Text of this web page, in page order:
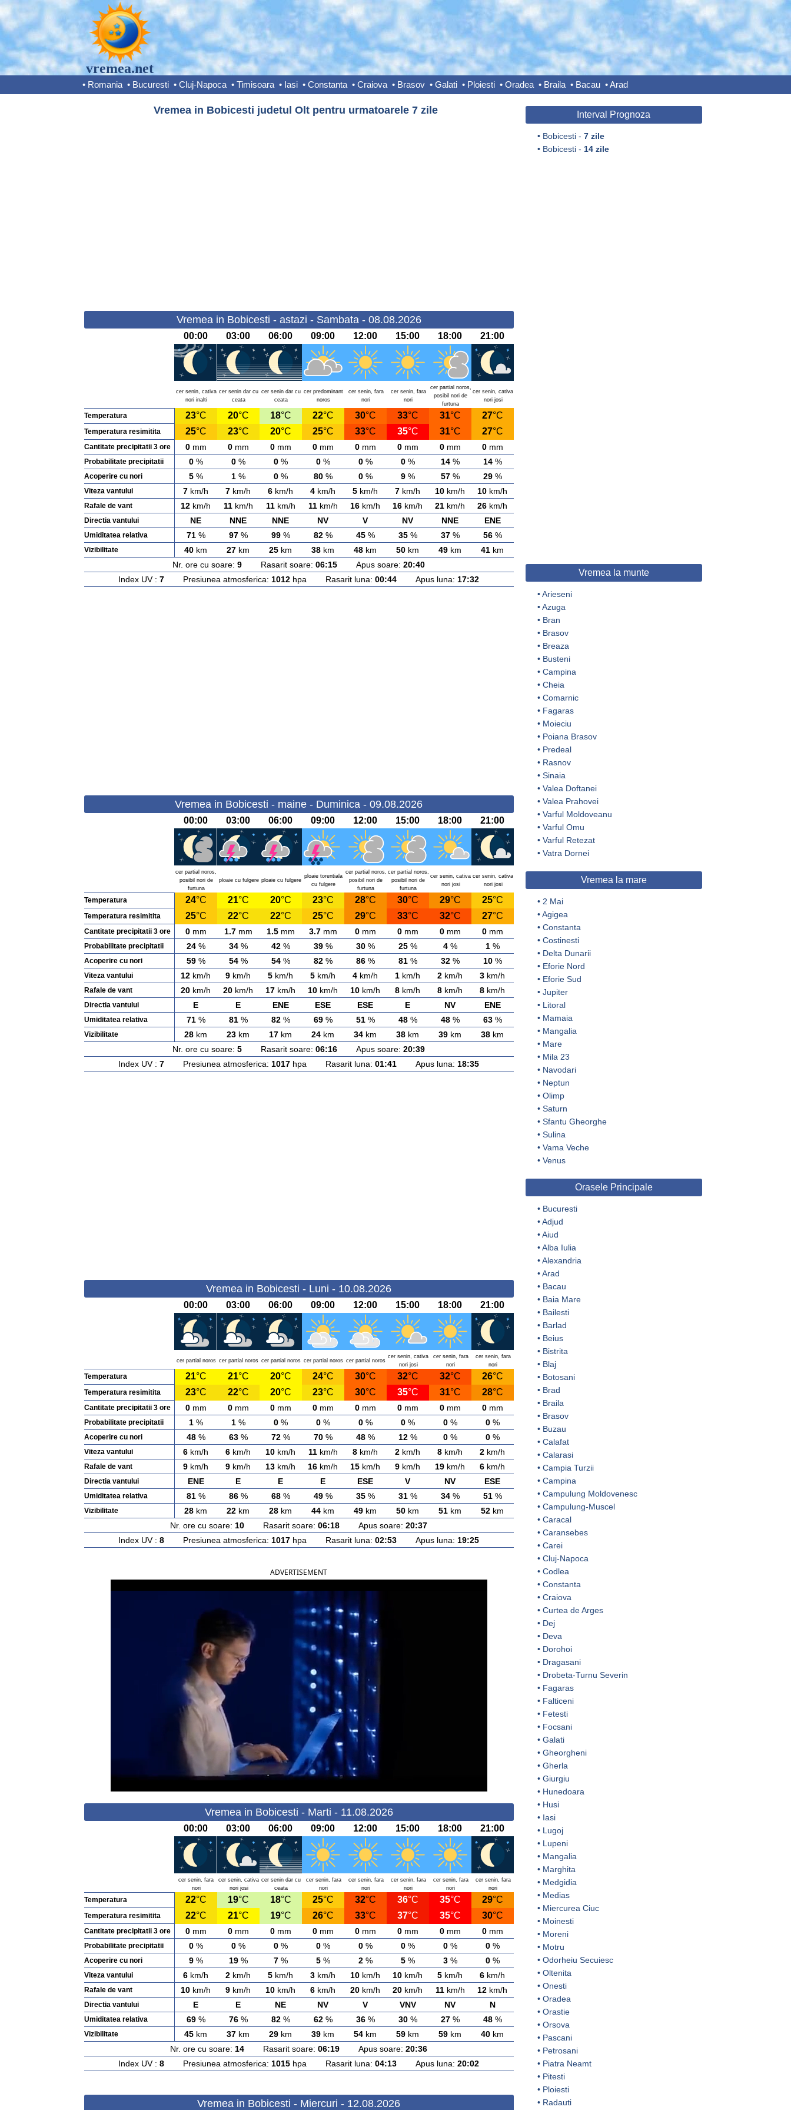
vremea.net
• Romania • Bucuresti • Cluj-Napoca • Timisoara • Iasi • Constanta • Craiova • Brasov • Galati • Ploiesti • Oradea • Braila • Bacau •Arad
Vremea in Bobicesti judetul Olt pentru urmatoarele 7 zile
Vremea in Bobicesti - astazi - Sambata - 08.08.2026
00:00 03:00 06:00 09:00 12:00 15:00 18:00 21:00
cer senin, cativa
nori inalti
cer senin dar cu
ceata
cer senin dar cu
ceata
cer predominant
noros
cer senin, fara
nori
cer senin, fara
nori
cer partial noros,
posibil nori de
furtuna
cer senin, cativa
nori josi
Temperatura 23°C 20°C 18°C 22°C 30°C 33°C 31°C 27°C
Temperatura resimitita 25°C 23°C 20°C 25°C 33°C 35°C 31°C 27°C
Cantitate precipitatii 3 ore 0mm 0mm 0mm 0mm 0mm 0mm 0mm 0mm
Probabilitate precipitatii 0% 0% 0% 0% 0% 0% 14% 14%
Acoperire cu nori 5% 1% 0% 80% 0% 9% 57% 29%
Viteza vantului 7 km/h 7 km/h 6 km/h 4 km/h 5 km/h 7 km/h 10 km/h 10 km/h
Rafale de vant 12 km/h 11km/h 11km/h 11km/h 16 km/h 16 km/h 21 km/h 26 km/h
Directia vantului NE NNE NNE NV V NV NNE ENE
Umiditatea relativa 71% 97% 99% 82% 45% 35% 37% 56%
Vizibilitate 40 km 27 km 25 km 38 km 48 km 50 km 49 km 41 km
Nr. ore cu soare: 9 Rasarit soare: 06:15 Apus soare: 20:40
Index UV : 7 Presiunea atmosferica: 1012 hpa Rasarit luna: 00:44 Apus luna: 17:32
Vremea in Bobicesti - maine - Duminica - 09.08.2026
00:00 03:00 06:00 09:00 12:00 15:00 18:00 21:00
cer partial noros,
posibil nori de
furtuna
ploaie cu fulgere ploaie cu fulgere
ploaie torentiala
cu fulgere
cer partial noros,
posibil nori de
furtuna
cer partial noros,
posibil nori de
furtuna
cer senin, cativa
nori josi
cer senin, cativa
nori josi
Temperatura 24°C 21°C 20°C 23°C 28°C 30°C 29°C 25°C
Temperatura resimitita 25°C 22°C 22°C 25°C 29°C 33°C 32°C 27°C
Cantitate precipitatii 3 ore 0mm 1.7mm 1.5mm 3.7mm 0mm 0mm 0mm 0mm
Probabilitate precipitatii 24% 34% 42% 39% 30% 25% 4% 1%
Acoperire cu nori 59% 54% 54% 82% 86% 81% 32% 10%
Viteza vantului 12 km/h 9 km/h 5 km/h 5 km/h 4 km/h 1 km/h 2 km/h 3 km/h
Rafale de vant 20 km/h 20 km/h 17 km/h 10 km/h 10 km/h 8 km/h 8 km/h 8 km/h
Directia vantului E E ENE ESE ESE E NV ENE
Umiditatea relativa 71% 81% 82% 69% 51% 48% 48% 63%
Vizibilitate 28 km 23 km 17 km 24 km 34 km 38 km 39 km 38 km
Nr. ore cu soare: 5 Rasarit soare: 06:16 Apus soare: 20:39
Index UV : 7 Presiunea atmosferica: 1017 hpa Rasarit luna: 01:41 Apus luna: 18:35
Vremea in Bobicesti - Luni - 10.08.2026
00:00 03:00 06:00 09:00 12:00 15:00 18:00 21:00
cer partial noros cer partial noros cer partial noros cer partial noros cer partial noros
cer senin, cativa
nori josi
cer senin, fara
nori
cer senin, fara
nori
Temperatura 21°C 21°C 20°C 24°C 30°C 32°C 32°C 26°C
Temperatura resimitita 23°C 22°C 20°C 23°C 30°C 35°C 31°C 28°C
Cantitate precipitatii 3 ore 0mm 0mm 0mm 0mm 0mm 0mm 0mm 0mm
Probabilitate precipitatii 1% 1% 0% 0% 0% 0% 0% 0%
Acoperire cu nori 48% 63% 72% 70% 48% 12% 0% 0%
Viteza vantului 6 km/h 6 km/h 10 km/h 11km/h 8 km/h 2 km/h 8 km/h 2 km/h
Rafale de vant 9 km/h 9 km/h 13 km/h 16 km/h 15 km/h 9 km/h 19 km/h 6 km/h
Directia vantului ENE E E E ESE V NV ESE
Umiditatea relativa 81% 86% 68% 49% 35% 31% 34% 51%
Vizibilitate 28 km 22 km 28 km 44 km 49 km 50 km 51 km 52 km
Nr. ore cu soare: 10 Rasarit soare: 06:18 Apus soare: 20:37
Index UV : 8 Presiunea atmosferica: 1017 hpa Rasarit luna: 02:53 Apus luna: 19:25
ADVERTISEMENT
Vremea in Bobicesti - Marti - 11.08.2026
00:00 03:00 06:00 09:00 12:00 15:00 18:00 21:00
cer senin, fara
nori
cer senin, cativa
nori josi
cer senin dar cu
ceata
cer senin, fara
nori
cer senin, fara
nori
cer senin, fara
nori
cer senin, fara
nori
cer senin, fara
nori
Temperatura 22°C 19°C 18°C 25°C 32°C 36°C 35°C 29°C
Temperatura resimitita 22°C 21°C 19°C 26°C 33°C 37°C 35°C 30°C
Cantitate precipitatii 3 ore 0mm 0mm 0mm 0mm 0mm 0mm 0mm 0mm
Probabilitate precipitatii 0% 0% 0% 0% 0% 0% 0% 0%
Acoperire cu nori 9% 19% 7% 5% 2% 5% 3% 0%
Viteza vantului 6 km/h 2 km/h 5 km/h 3 km/h 10 km/h 10 km/h 5 km/h 6 km/h
Rafale de vant 10 km/h 9 km/h 10 km/h 6 km/h 20 km/h 20 km/h 11km/h 12 km/h
Directia vantului E E NE NV V VNV NV N
Umiditatea relativa 69% 76% 82% 62% 36% 30% 27% 48%
Vizibilitate 45 km 37 km 29 km 39 km 54 km 59 km 59 km 40 km
Nr. ore cu soare: 14 Rasarit soare: 06:19 Apus soare: 20:36
Index UV : 8 Presiunea atmosferica: 1015 hpa Rasarit luna: 04:13 Apus luna: 20:02
Vremea in Bobicesti - Miercuri - 12.08.2026
Interval Prognoza
• Bobicesti - 7 zile
• Bobicesti - 14 zile
Vremea la munte
•Arieseni
•Azuga
• Bran
• Brasov
• Breaza
• Busteni
• Campina
• Cheia
• Comarnic
• Fagaras
• Moieciu
• Poiana Brasov
• Predeal
• Rasnov
• Sinaia
• Valea Doftanei
• Valea Prahovei
• Varful Moldoveanu
• Varful Omu
• Varful Retezat
• Vatra Dornei
Vremea la mare
• 2 Mai
•Agigea
• Constanta
• Costinesti
• Delta Dunarii
• Eforie Nord
• Eforie Sud
• Jupiter
• Litoral
• Mamaia
• Mangalia
• Mare
• Mila 23
• Navodari
• Neptun
• Olimp
• Saturn
• Sfantu Gheorghe
• Sulina
• Vama Veche
• Venus
Orasele Principale
• Bucuresti
•Adjud
•Aiud
•Alba Iulia
•Alexandria
•Arad
• Bacau
• Baia Mare
• Bailesti
• Barlad
• Beius
• Bistrita
• Blaj
• Botosani
• Brad
• Braila
• Brasov
• Buzau
• Calafat
• Calarasi
• Campia Turzii
• Campina
• Campulung Moldovenesc
• Campulung-Muscel
• Caracal
• Caransebes
• Carei
• Cluj-Napoca
• Codlea
• Constanta
• Craiova
• Curtea de Arges
• Dej
• Deva
• Dorohoi
• Dragasani
• Drobeta-Turnu Severin
• Fagaras
• Falticeni
• Fetesti
• Focsani
• Galati
• Gheorgheni
• Gherla
• Giurgiu
• Hunedoara
• Husi
• Iasi
• Lugoj
• Lupeni
• Mangalia
• Marghita
• Medgidia
• Medias
• Miercurea Ciuc
• Moinesti
• Moreni
• Motru
• Odorheiu Secuiesc
• Oltenita
• Onesti
• Oradea
• Orastie
• Orsova
• Pascani
• Petrosani
• Piatra Neamt
• Pitesti
• Ploiesti
• Radauti